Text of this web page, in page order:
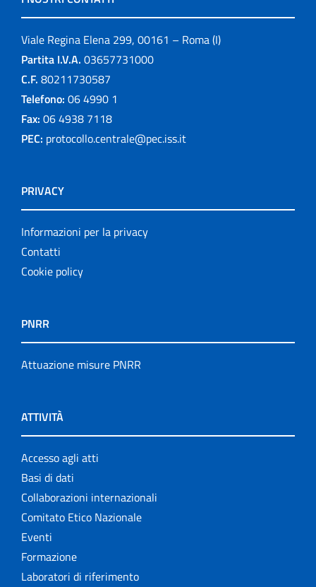
Viale Regina Elena 299, 00161 – Roma (I)
Partita I.V.A. 03657731000
C.F. 80211730587
Telefono: 06 4990 1
Fax: 06 4938 7118
PEC: protocollo.centrale@pec.iss.it
PRIVACY
Informazioni per la privacy
Contatti
Cookie policy
PNRR
Attuazione misure PNRR
ATTIVITÀ
Accesso agli atti
Basi di dati
Collaborazioni internazionali
Comitato Etico Nazionale
Eventi
Formazione
Laboratori di riferimento